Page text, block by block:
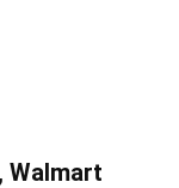
Walmart